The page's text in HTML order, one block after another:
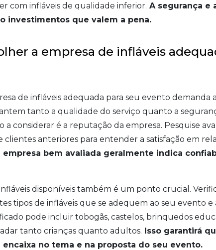
com infláveis de qualidade inferior. A segurança e
investimentos que valem a pena.
a empresa de infláveis
de infláveis adequada para seu evento demanda
tanto a qualidade do serviço quanto a
a considerar é a reputação da empresa. Pesquise
clientes anteriores para entender a satisfação em
empresa bem avaliada geralmente indica
disponíveis também é um ponto crucial.
tipos de infláveis que se adequem ao seu evento e
pode incluir tobogãs, castelos, brinquedos
tanto crianças quanto adultos. Isso garantirá
no tema e na proposta do seu evento.